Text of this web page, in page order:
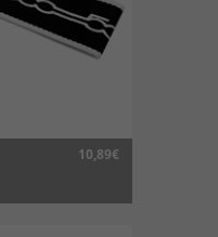
10,89€